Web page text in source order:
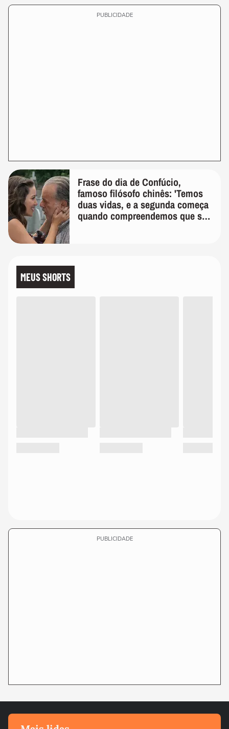
PUBLICIDADE
Frase do dia de Confúcio,
famoso filósofo chinês: 'Temos
duas vidas, e a segunda começa
quando compreendemos que só
MEUS SHORTS
PUBLICIDADE